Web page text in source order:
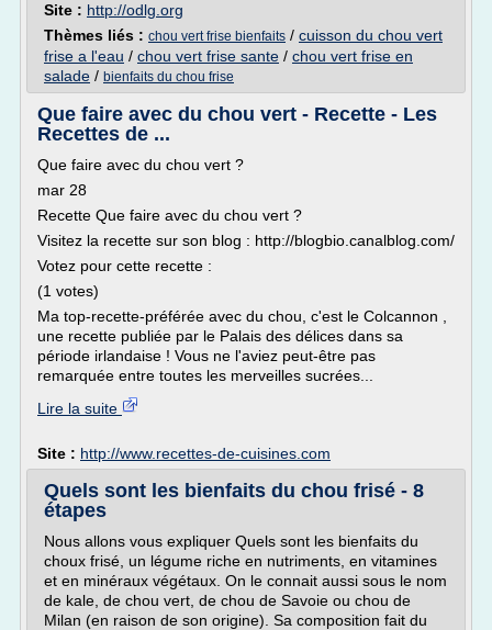
Site : http://odlg.org
Thèmes liés : chou vert frise bienfaits / cuisson du chou vert
frise a l'eau / chou vert frise sante / chou vert frise en
salade / bienfaits du chou frise
Que faire avec du chou vert - Recette - Les
Recettes de ...
Que faire avec du chou vert ?
mar 28
Recette Que faire avec du chou vert ?
Visitez la recette sur son blog : http://blogbio.canalblog.com/
Votez pour cette recette :
(1 votes)
Ma top-recette-préférée avec du chou, c'est le Colcannon ,
une recette publiée par le Palais des délices dans sa
période irlandaise ! Vous ne l'aviez peut-être pas
remarquée entre toutes les merveilles sucrées...
Lire la suite
Site : http://www.recettes-de-cuisines.com
Quels sont les bienfaits du chou frisé - 8
étapes
Nous allons vous expliquer Quels sont les bienfaits du
choux frisé, un légume riche en nutriments, en vitamines
et en minéraux végétaux. On le connait aussi sous le nom
de kale, de chou vert, de chou de Savoie ou chou de
Milan (en raison de son origine). Sa composition fait du